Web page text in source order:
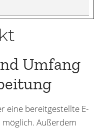
Umfang
eine bereitgestellte E-
Außerdem